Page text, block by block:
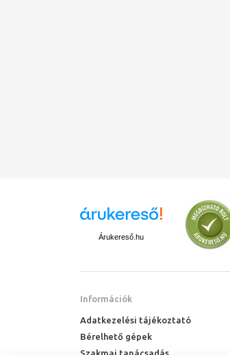
Árukereső.hu
Információk
Adatkezelési tájékoztató
Bérelhető gépek
Szakmai tanácsadás